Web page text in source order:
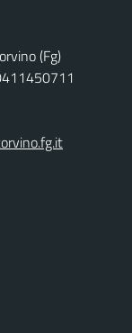
(Fg)